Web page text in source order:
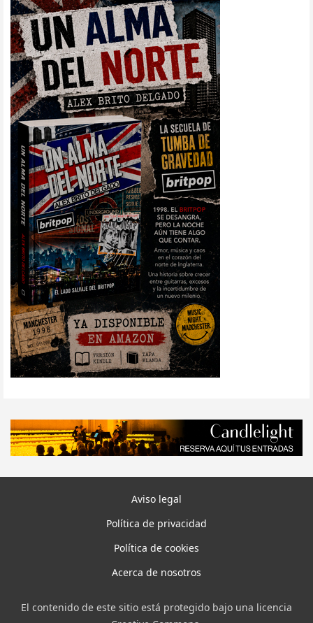
Aviso legal
Política de privacidad
Política de cookies
Acerca de nosotros
El contenido de este sitio está protegido bajo una licencia